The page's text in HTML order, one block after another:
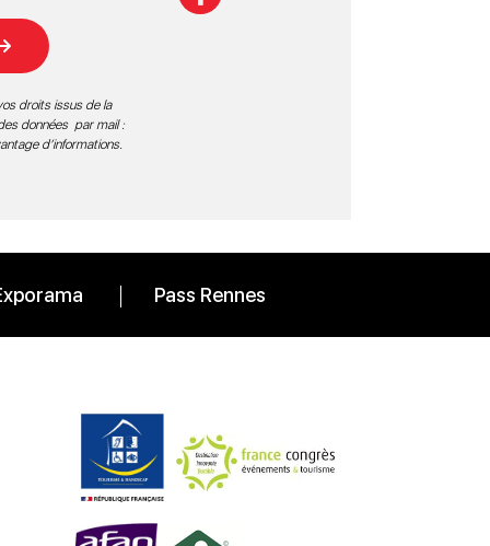
droits issus de la
données par mail :
d’informations.
Pass Rennes